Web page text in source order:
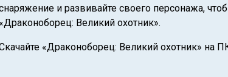
и развивайте своего персонажа,
«Драконоборец: Великий охотник».
«Драконоборец: Великий охотник» на